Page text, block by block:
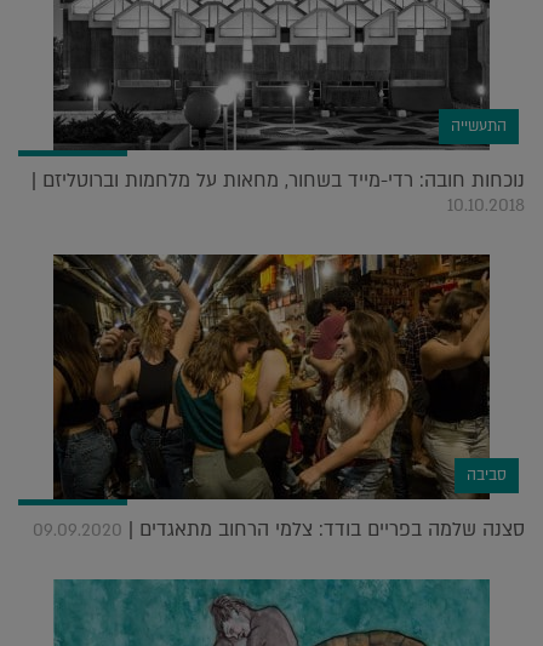
התעשייה
נוכחות חובה: רדי-מייד בשחור, מחאות על מלחמות וברוטליזם |
10.10.2018
סביבה
סצנה שלמה בפריים בודד: צלמי הרחוב מתאגדים | 09.09.2020